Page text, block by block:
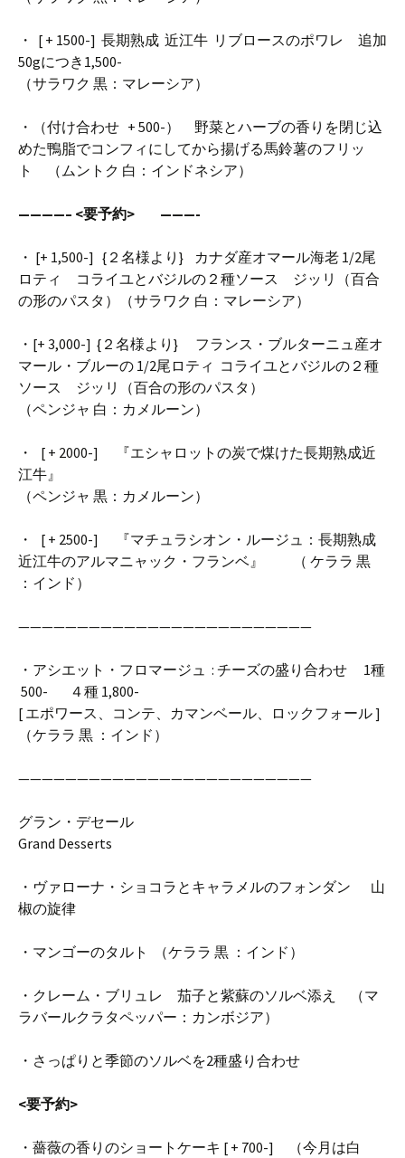
・ [ + 1500-] 長期熟成 近江牛 リブロースのポワレ 追加
50gにつき1,500-
（サラワク 黒：マレーシア）
・（付け合わせ + 500-） 野菜とハーブの香りを閉じ込
めた鴨脂でコンフィにしてから揚げる馬鈴薯のフリッ
ト （ムントク 白：インドネシア）
————– <要予約> ———-
・ [+ 1,500-] {２名様より} カナダ産オマール海老 1/2尾
ロティ コライユとバジルの２種ソース ジッリ（百合
の形のパスタ）（サラワク 白：マレーシア）
・[+ 3,000-] {２名様より} フランス・ブルターニュ産オ
マール・ブルーの 1/2尾ロティ コライユとバジルの２種
ソース ジッリ（百合の形のパスタ）
（ペンジャ 白：カメルーン）
・ [ + 2000-] 『エシャロットの炭で煤けた長期熟成近
江牛』
（ペンジャ 黒：カメルーン）
・ [ + 2500-] 『マチュラシオン・ルージュ：長期熟成
近江牛のアルマニャック・フランベ』 （ ケララ 黒
：インド）
—————————————————————————
・アシエット・フロマージュ : チーズの盛り合わせ 1種
500- ４種 1,800-
[ エポワース、コンテ、カマンベール、ロックフォール ]
（ケララ 黒 ：インド）
—————————————————————————
グラン・デセール
Grand Desserts
・ヴァローナ・ショコラとキャラメルのフォンダン 山
椒の旋律
・マンゴーのタルト （ケララ 黒 ：インド）
・クレーム・ブリュレ 茄子と紫蘇のソルベ添え （マ
ラバールクラタペッパー：カンボジア）
・さっぱりと季節のソルベを2種盛り合わせ
<要予約>
・薔薇の香りのショートケーキ [ + 700-] （今月は白